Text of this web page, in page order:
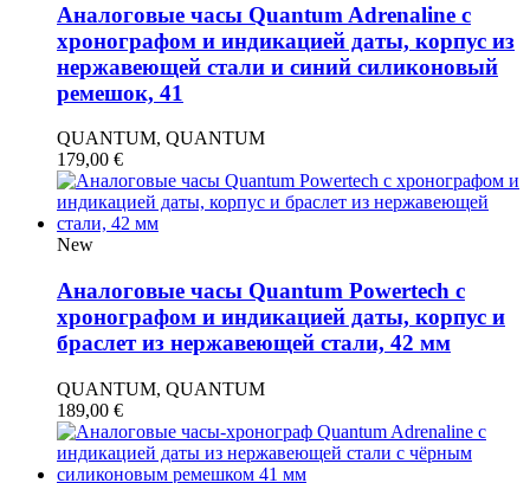
Аналоговые часы Quantum Adrenaline с
хронографом и индикацией даты, корпус из
нержавеющей стали и синий силиконовый
ремешок, 41
QUANTUM, QUANTUM
179,00 €
New
Аналоговые часы Quantum Powertech с
хронографом и индикацией даты, корпус и
браслет из нержавеющей стали, 42 мм
QUANTUM, QUANTUM
189,00 €